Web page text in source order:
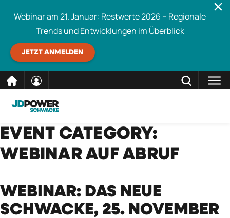
direkt
zum
Inhalt
Webinar am 21. Januar: Restwerte 2026 – Regionale
Trends und Entwicklungen im Überblick
JETZT ANMELDEN
Schwacke durchsuchen
EVENT CATEGORY:
WEBINAR AUF ABRUF
WEBINAR: DAS NEUE
SCHWACKE, 25. NOVEMBER